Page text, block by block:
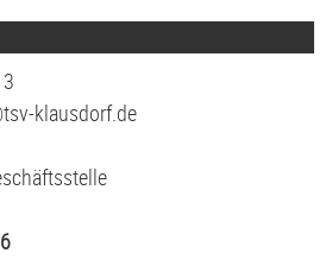
klausdorf.de